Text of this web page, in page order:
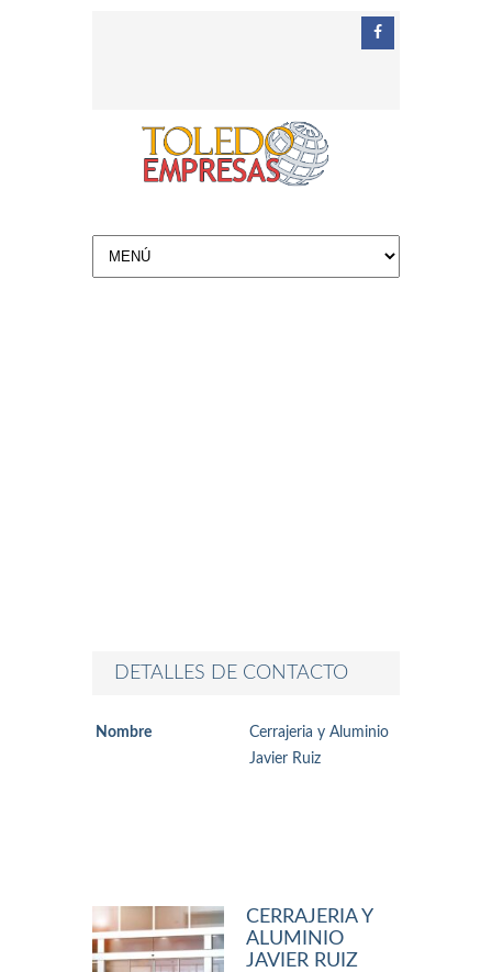
DETALLES DE CONTACTO
Nombre
Cerrajeria y Aluminio
Javier Ruiz
CERRAJERIA Y
ALUMINIO
JAVIER RUIZ